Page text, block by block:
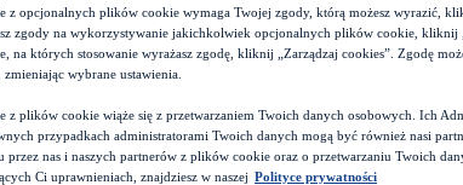
z opcjonalnych plików cookie wymaga Twojej zgody, którą możesz wyrazić,
zgody na wykorzystywanie jakichkolwiek opcjonalnych plików cookie, kliknij
na których stosowanie wyrażasz zgodę, kliknij „Zarządzaj cookies”. Zgodę
zmieniając wybrane ustawienia.
z plików cookie wiąże się z przetwarzaniem Twoich danych osobowych. Ich
przypadkach administratorami Twoich danych mogą być również nasi
przez nas i naszych partnerów z plików cookie oraz o przetwarzaniu Twoich
Ci uprawnieniach, znajdziesz w naszej Polityce prywatności